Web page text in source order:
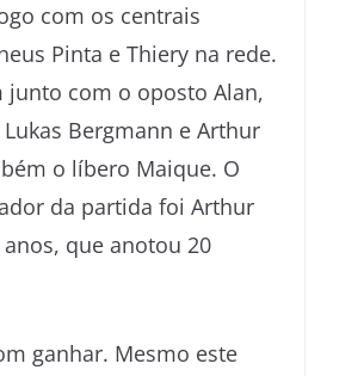
com os centrais
Pinta e Thiery na rede.
junto com o oposto Alan,
Bergmann e Arthur
o líbero Maique. O
da partida foi Arthur
que anotou 20
ganhar. Mesmo este